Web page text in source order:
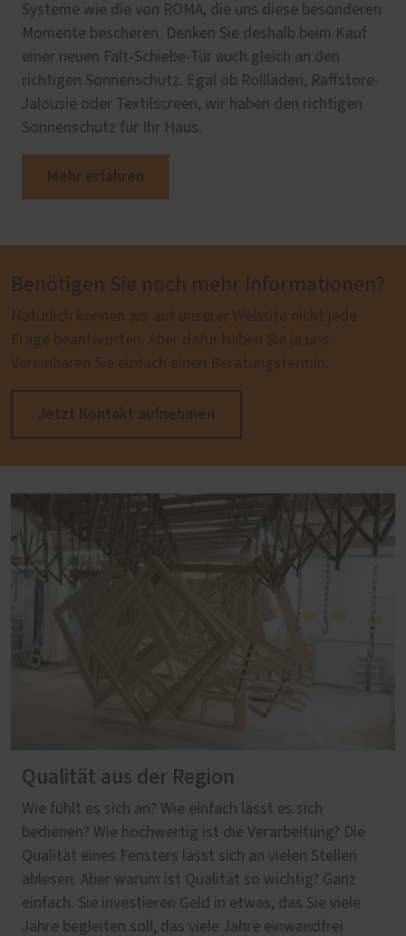
Systeme wie die von ROMA, die uns diese besonderen
Momente bescheren. Denken Sie deshalb beim Kauf
einer neuen Falt-Schiebe-Tür auch gleich an den
richtigen Sonnenschutz. Egal ob Rollladen, Raffstore-
Jalousie oder Textilscreen, wir haben den richtigen
Sonnenschutz für Ihr Haus.
Mehr erfahren
Benötigen Sie noch mehr Informationen?
Natürlich können wir auf unserer Website nicht jede
Frage beantworten. Aber dafür haben Sie ja uns.
Vereinbaren Sie einfach einen Beratungstermin.
Jetzt Kontakt aufnehmen
Qualität aus der Region
Wie fühlt es sich an? Wie einfach lässt es sich
bedienen? Wie hochwertig ist die Verarbeitung? Die
Qualität eines Fensters lässt sich an vielen Stellen
ablesen. Aber warum ist Qualität so wichtig? Ganz
einfach. Sie investieren Geld in etwas, das Sie viele
Jahre begleiten soll, das viele Jahre einwandfrei